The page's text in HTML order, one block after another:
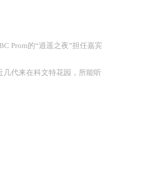
Prom的“逍遥之夜”担任嘉宾
几代来在科文特花园， 所能听